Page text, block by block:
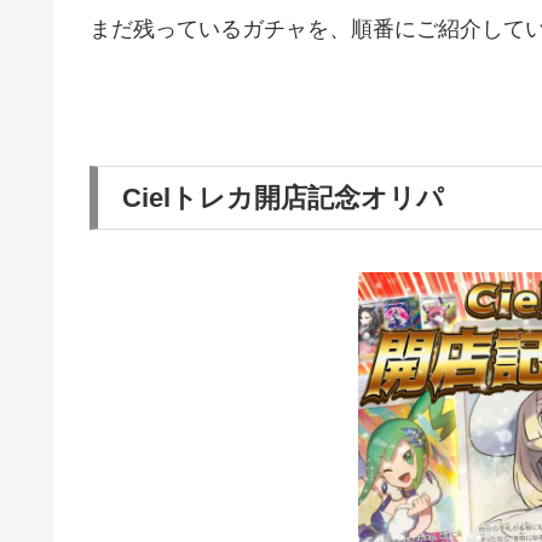
まだ残っているガチャを、順番にご紹介して
Cielトレカ開店記念オリパ